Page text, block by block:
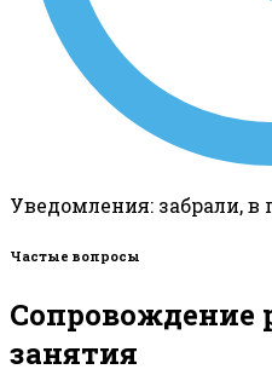
Уведомления: забрали, в
Частые вопросы
Сопровождение
занятия